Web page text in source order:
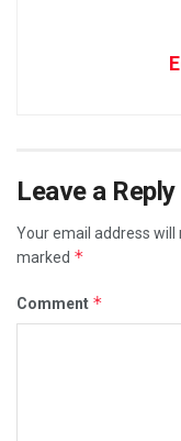
Leave a Reply
Your email address will
marked *
Comment *